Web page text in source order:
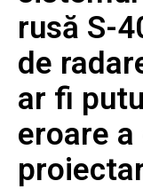
rusă S-
de
ar fi
eroare